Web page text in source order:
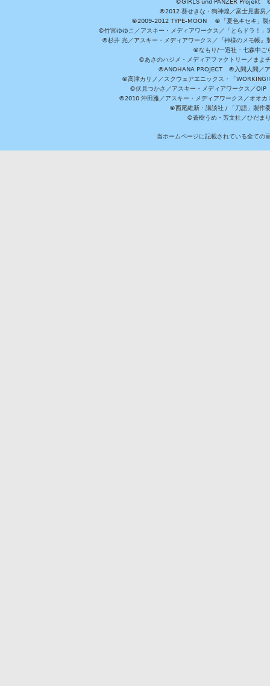
©GIRLS und PANZER Projekt ©
©2012 葵せきな・狗神煌／富士見書
©2009-2012 TYPE-MOON ©「夏色キセキ」製
©竹宮ゆゆこ／アスキー・メディアワークス／「とらドラ！
©杉井 光／アスキー・メディアワークス／『神様のメモ帳
©なもり/一迅社・七森中
©あさのハジメ・メディアファクトリー／ま
©ANOHANA PROJECT ©入間人間／ア
©高津カリノ／スクウェアエニックス・「
©伏見つかさ／アスキー・メディアワークス／
©2010 沖田雅／アスキー・メディアワークス／オオ
©西尾維新・講談社 / 「刀語」製作
©蒼樹うめ・芳文社／ひだま
当ホームページに記載されている全ての